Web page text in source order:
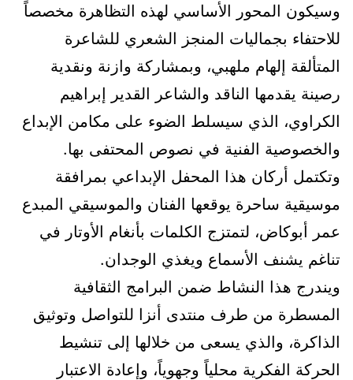
​وسيكون المحور الأساسي لهذه التظاهرة مخصصاً
للاحتفاء بجماليات المنجز الشعري للشاعرة
المتألقة إلهام ملهبي، وبمشاركة وازنة ونقدية
رصينة يقدمها الناقد والشاعر القدير إبراهيم
الكراوي، الذي سيسلط الضوء على مكامن الإبداع
والخصوصية الفنية في نصوص المحتفى بها.
وتكتمل أركان هذا المحفل الإبداعي بمرافقة
موسيقية ساحرة يوقعها الفنان والموسيقي المبدع
عمر أبوكاض، لتمتزج الكلمات بأنغام الأوتار في
تناغم يشنف الأسماع ويغذي الوجدان.
​ويندرج هذا النشاط ضمن البرامج الثقافية
المسطرة من طرف منتدى أنزا للتواصل وتوثيق
الذاكرة، والذي يسعى من خلالها إلى تنشيط
الحركة الفكرية محلياً وجهوياً، وإعادة الاعتبار